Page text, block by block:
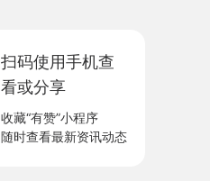
扫码使用手机查
看或分享
收藏“有赞”小程序
随时查看最新资讯动态